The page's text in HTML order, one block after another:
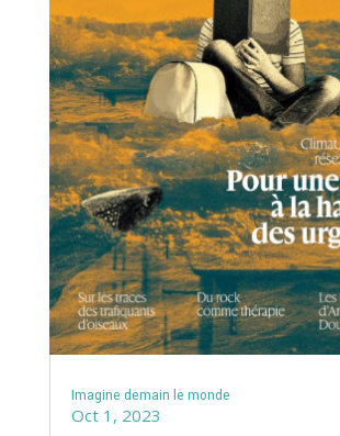
Imagine demain le monde
Oct 1, 2023